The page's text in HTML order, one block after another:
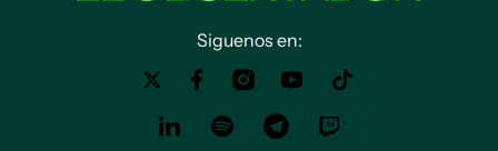
Siguenos en: